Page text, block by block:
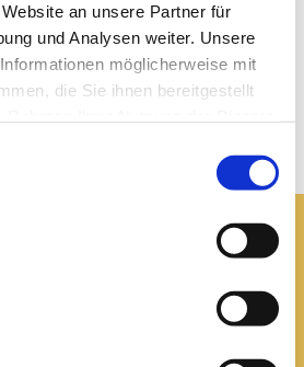
an unsere Partner für
und Analysen weiter. Unsere
möglicherweise mit
die Sie ihnen bereitgestellt